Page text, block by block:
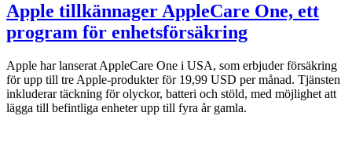
Apple tillkännager AppleCare One, ett
program för enhetsförsäkring
Apple har lanserat AppleCare One i USA, som erbjuder försäkring
för upp till tre Apple-produkter för 19,99 USD per månad. Tjänsten
inkluderar täckning för olyckor, batteri och stöld, med möjlighet att
lägga till befintliga enheter upp till fyra år gamla.